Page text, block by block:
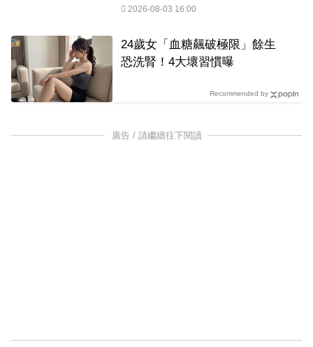
2026-08-03 16:00
24歲女「血糖飆破極限」餘生
恐洗腎！4大壞習慣曝
Recommended by
廣告 / 請繼續往下閱讀